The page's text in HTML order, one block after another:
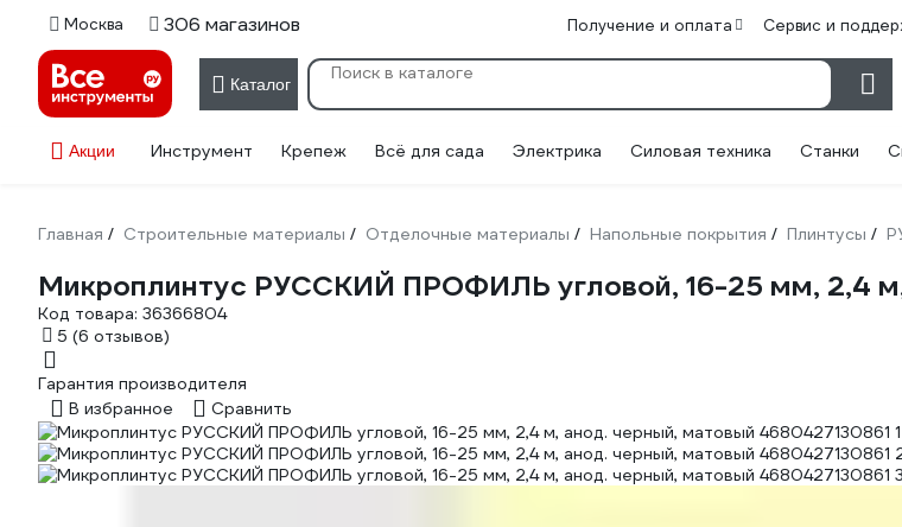
Москва 306 магазинов Получение и оплата Сервис и
Каталог
Акции Инструмент Крепеж Всё для сада Электрика Силовая техника Станки
Главная / Строительные материалы / Отделочные материалы / Напольные покрытия / Плинтусы /
Микроплинтус РУССКИЙ ПРОФИЛЬ угловой, 16-25 мм, 2,4
Код товара: 36366804
5 (6 отзывов)
Гарантия производителя
В избранное
Сравнить